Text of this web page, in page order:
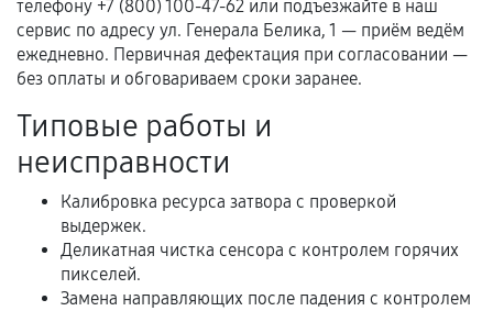
гарантии
Гарантийный талон.
услуг и сроком гарантии.
Документы на установленные комплектующие
и кассовый чек.
Расширенная гарантия
телефону +7 (800) 100-47-62 или подъезжайте в наш
сервис по адресу ул. Генерала Белика, 1 — приём ведём
ежедневно. Первичная дефектация при согласовании —
без оплаты и обговариваем сроки заранее.
Типовые работы и
неисправности
Калибровка ресурса затвора с проверкой
выдержек.
Деликатная чистка сенсора с контролем горячих
пикселей.
Замена направляющих после падения с контролем